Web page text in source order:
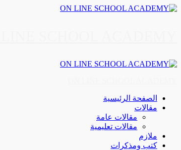
Skip
Primary
الصفحة الرئيسية
مقالات
مقالات عامة
مقالات تعليمية
ملازم
كتب ومذكرات